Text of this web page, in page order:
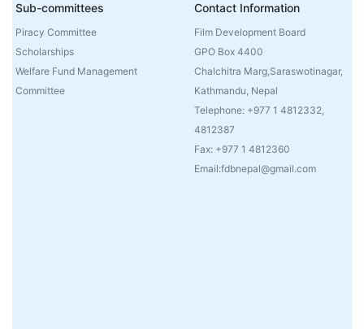
Sub-committees
Piracy Committee
Scholarships
Welfare Fund Management
Committee
Contact Information
Film Development Board
GPO Box 4400
Chalchitra Marg,Saraswotinagar,
Kathmandu, Nepal
Telephone: +977 1 4812332,
4812387
Fax: +977 1 4812360
Email:fdbnepal@gmail.com